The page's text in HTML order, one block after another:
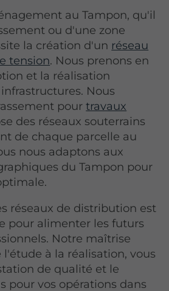
au Tampon, qu'il
ou d'une zone
la création d'un réseau
tension. Nous prenons en
et la réalisation
Nous
pour travaux
des réseaux souterrains
de chaque parcelle au
nous adaptons aux
du Tampon pour
réseaux de distribution est
pour alimenter les futurs
Notre maîtrise
à la réalisation, vous
de qualité et le
pour vos opérations dans